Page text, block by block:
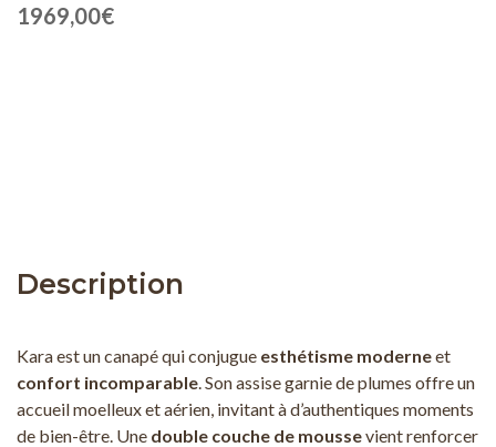
1969,00€
Description
Kara est un canapé qui conjugue esthétisme moderneet
confort incomparable . Son assise garnie de plumes offre un
accueil moelleux et aérien, invitant à d’authentiques moments
de bien-être. Une double couche de moussevient renforcer